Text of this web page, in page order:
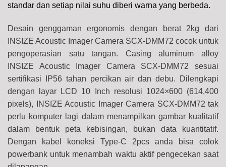
standar dan setiap nilai suhu diberi warna yang berbeda.
Desain genggaman ergonomis dengan berat 2kg dari
INSIZE Acoustic Imager Camera SCX-DMM72 cocok untuk
pengoperasian satu tangan. Casing aluminum alloy
INSIZE Acoustic Imager Camera SCX-DMM72 sesuai
sertifikasi IP56 tahan percikan air dan debu. Dilengkapi
dengan layar LCD 10 Inch resolusi 1024×600 (614,400
pixels),
INSIZE Acoustic Imager Camera SCX-DMM72 tak
perlu komputer lagi dalam menampilkan gambar kualitatif
dalam bentuk peta kebisingan, bukan data kuantitatif.
Dengan kabel koneksi Type-C 2pcs anda bisa colok
powerbank untuk menambah waktu aktif pengecekan saat